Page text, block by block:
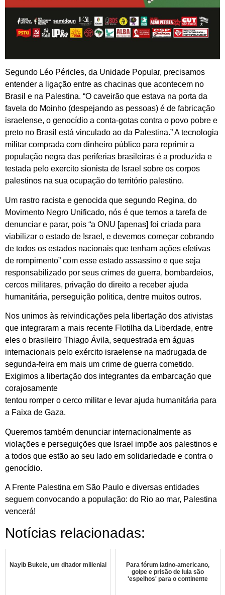
Segundo Léo Péricles, da Unidade Popular, precisamos
entender a ligação entre as chacinas que acontecem no
Brasil e na Palestina. “O caveirão que estava na porta da
favela do Moinho (despejando as pessoas) é de fabricação
israelense, o genocídio a conta-gotas contra o povo pobre e
preto no Brasil está vinculado ao da Palestina.” A tecnologia
militar comprada com dinheiro público para reprimir a
população negra das periferias brasileiras é a produzida e
testada pelo exercito sionista de Israel sobre os corpos
palestinos na sua ocupação do território palestino.
Um rastro racista e genocida que segundo Regina, do
Movimento Negro Unificado, nós é que temos a tarefa de
denunciar e parar, pois “a ONU [apenas] foi criada para
viabilizar o estado de Israel, e devemos começar cobrando
de todos os estados nacionais que tenham ações efetivas
de rompimento” com esse estado assassino e que seja
responsabilizado por seus crimes de guerra, bombardeios,
cercos militares, privação do direito a receber ajuda
humanitária, perseguição politica, dentre muitos outros.
Nos unimos às reivindicações pela libertação dos ativistas
que integraram a mais recente Flotilha da Liberdade, entre
eles o brasileiro Thiago Ávila, sequestrada em águas
internacionais pelo exército israelense na madrugada de
segunda-feira em mais um crime de guerra cometido.
Exigimos a libertação dos integrantes da embarcação que
corajosamente
tentou romper o cerco militar e levar ajuda humanitária para
a Faixa de Gaza.
Queremos também denunciar internacionalmente as
violações e perseguições que Israel impõe aos palestinos e
a todos que estão ao seu lado em solidariedade e contra o
genocídio.
A Frente Palestina em São Paulo e diversas entidades
seguem convocando a população: do Rio ao mar, Palestina
vencerá!
Notícias relacionadas:
Nayib Bukele, um ditador millenial
Para fórum latino-americano,
golpe e prisão de lula são
'espelhos' para o continente